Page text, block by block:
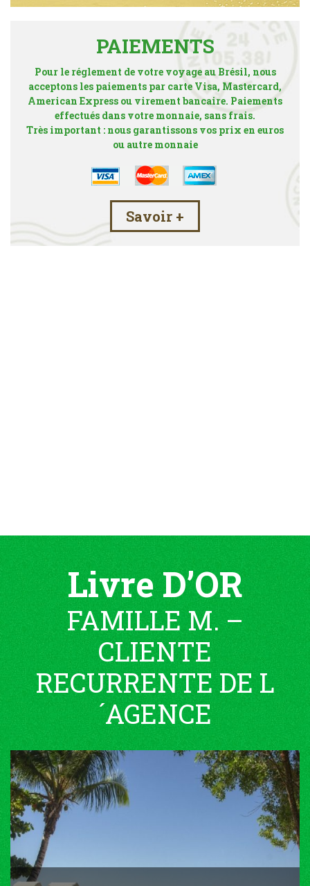
PAIEMENTS
Pour le réglement de votre voyage au Brésil, nous
acceptons les paiements par carte Visa, Mastercard,
American Express ou virement bancaire. Paiements
effectués dans votre monnaie, sans frais.
Très important : nous garantissons vos prix en euros
ou autre monnaie
Savoir +
Livre D’OR
FAMILLE M. –
CLIENTE
RECURRENTE DE L
´AGENCE